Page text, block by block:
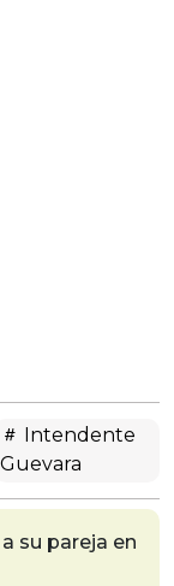
Intendente
Guevara
su pareja en